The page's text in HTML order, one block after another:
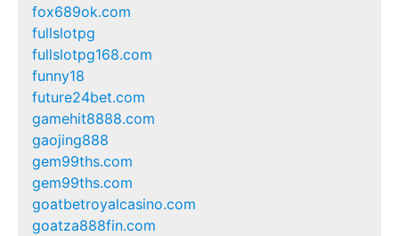
fox689ok.com
fullslotpg
fullslotpg168.com
funny18
future24bet.com
gamehit8888.com
gaojing888
gem99ths.com
gem99ths.com
goatbetroyalcasino.com
goatza888fin.com